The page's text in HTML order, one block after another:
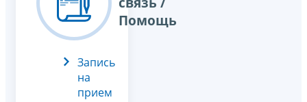
Помощь
Запись
на
прием